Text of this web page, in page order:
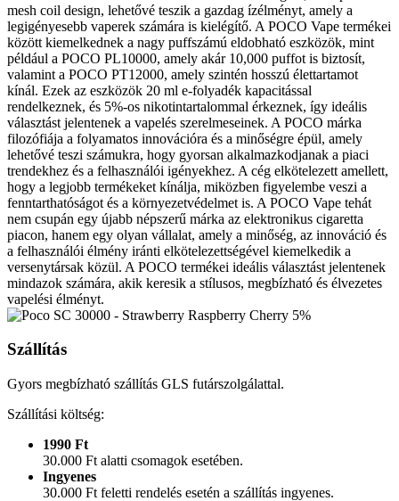
mesh coil design, lehetővé teszik a gazdag ízélményt, amely a
legigényesebb vaperek számára is kielégítő. A POCO Vape termékei
között kiemelkednek a nagy puffszámú eldobható eszközök, mint
például a POCO PL10000, amely akár 10,000 puffot is biztosít,
valamint a POCO PT12000, amely szintén hosszú élettartamot
kínál. Ezek az eszközök 20 ml e-folyadék kapacitással
rendelkeznek, és 5%-os nikotintartalommal érkeznek, így ideális
választást jelentenek a vapelés szerelmeseinek. A POCO márka
filozófiája a folyamatos innovációra és a minőségre épül, amely
lehetővé teszi számukra, hogy gyorsan alkalmazkodjanak a piaci
trendekhez és a felhasználói igényekhez. A cég elkötelezett amellett,
hogy a legjobb termékeket kínálja, miközben figyelembe veszi a
fenntarthatóságot és a környezetvédelmet is. A POCO Vape tehát
nem csupán egy újabb népszerű márka az elektronikus cigaretta
piacon, hanem egy olyan vállalat, amely a minőség, az innováció és
a felhasználói élmény iránti elkötelezettségével kiemelkedik a
versenytársak közül. A POCO termékei ideális választást jelentenek
mindazok számára, akik keresik a stílusos, megbízható és élvezetes
vapelési élményt.
Szállítás
Gyors megbízható szállítás GLS futárszolgálattal.
Szállítási költség:
1990 Ft
30.000 Ft alatti csomagok esetében.
Ingyenes
30.000 Ft feletti rendelés esetén a szállítás ingyenes.